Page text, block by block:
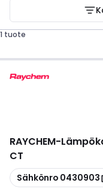
1 tuote
RAYCHEM-
CT
Kopioi
Sähkönro 0430903